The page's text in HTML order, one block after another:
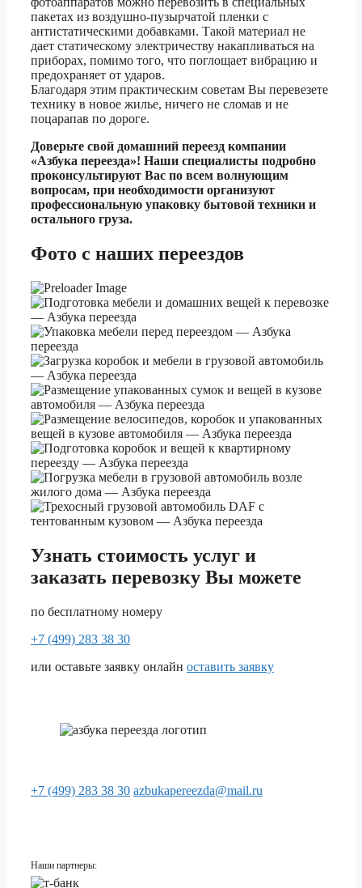
пакетах из воздушно-пузырчатой пленки с
антистатическими добавками. Такой материал не
дает статическому электричеству накапливаться на
приборах, помимо того, что поглощает вибрацию и
предохраняет от ударов.
Благодаря этим практическим советам Вы перевезете
технику в новое жилье, ничего не сломав и не
поцарапав по дороге.
Доверьте свой домашний переезд компании
«Азбука переезда»! Наши специалисты подробно
проконсультируют Вас по всем волнующим
вопросам, при необходимости организуют
профессиональную упаковку бытовой техники и
остального груза.
Фото с наших переездов
Узнать стоимость услуг и
заказать перевозку Вы можете
по бесплатному номеру
+7 (499) 283 38 30
или оставьте заявку онлайн оставить заявку
+7 (499) 283 38 30 azbukapereezda@mail.ru
Наши партнеры: